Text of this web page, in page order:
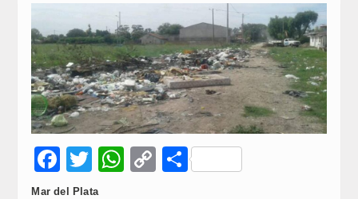
Facebook
Twitter
WhatsApp
CopyCompartir
Mar del Plata